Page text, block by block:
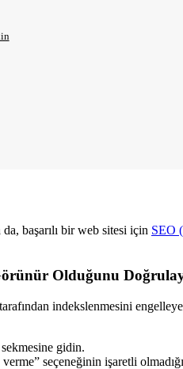
başarılı bir web sitesi için SEO
Olduğunu
indekslenmesini
sekmesine gidin.
seçeneğinin işaretli